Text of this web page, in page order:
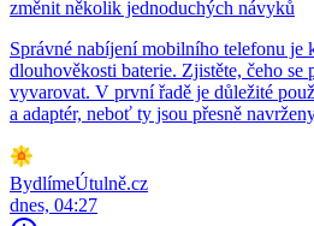
změnit několik jednoduchých návyků
Správné nabíjení mobilního telefonu je
dlouhověkosti baterie. Zjistěte, čeho se
vyvarovat. V první řadě je důležité
a adaptér, neboť ty jsou přesně
BydlímeÚtulně.cz
dnes, 04:27